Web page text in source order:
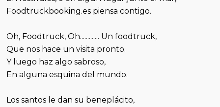
Foodtruckbooking.es piensa contigo.
Oh, Foodtruck, Oh............. Un foodtruck,
Que nos hace un visita pronto.
Y luego haz algo sabroso,
En alguna esquina del mundo.
Los santos le dan su beneplácito,